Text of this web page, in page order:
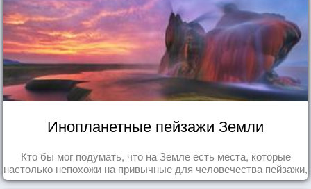
Инопланетные пейзажи Земли
Кто бы мог подумать, что на Земле есть места, которые
настолько непохожи на привычные для человечества пейзажи,
что кажутся и вовсе инопланетными!